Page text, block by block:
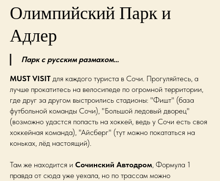
Олимпийский Парк и
Адлер
Парк с русским размахом…
MUST VISIT для каждого туриста в Сочи. Прогуляйтесь, а
лучше прокатитесь на велосипеде по огромной территории,
где друг за другом выстроились стадионы: "Фишт" (база
футбольной команды Сочи), "Большой ледовый дворец"
(возможно удастся попасть на хоккей, ведь у Сочи есть своя
хоккейная команда), "Айсберг" (тут можно покататься на
коньках, лёд настоящий).
Там же находится и Сочинский Автодром, Формула 1
правда от сюда уже уехала, но по трассам можно